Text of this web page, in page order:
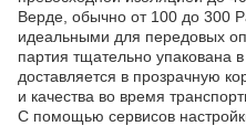
Верде, обычно от 100 до 300
идеальными для передовых
партия тщательно упакована
доставляется в прозрачную
и качества во время
С помощью сервисов